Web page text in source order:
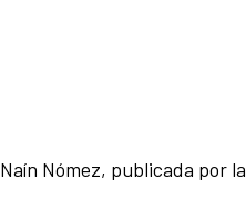
Naín Nómez, publicada por la